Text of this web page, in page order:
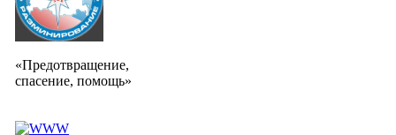
«Предотвращение,
спасение, помощь»